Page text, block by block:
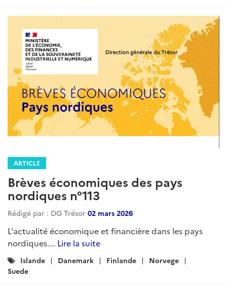
ARTICLE
Brèves économiques des pays
nordiques n°113
Rédigé par : DG Trésor 02 mars 2026
L'actualité économique et financière dans les pays
nordiques.... Lire la suite
Catégories
:
Islande Danemark Finlande
Norvege
Suede